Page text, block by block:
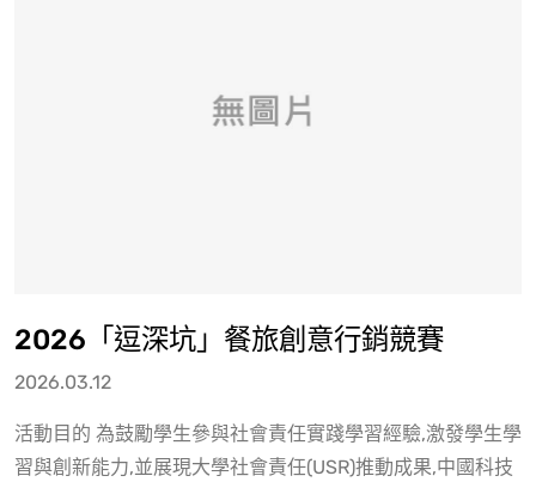
2026「逗深坑」餐旅創意行銷競賽
2026.03.12
活動目的 為鼓勵學生參與社會責任實踐學習經驗,激發學生學
習與創新能力,並展現大學社會責任(USR)推動成果,中國科技